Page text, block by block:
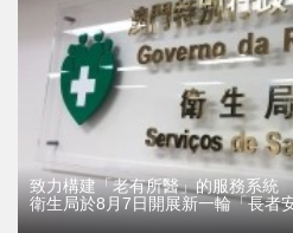
致力構建「老有所醫」的服務系統
衛生局於8月7日開展新一輪「長者